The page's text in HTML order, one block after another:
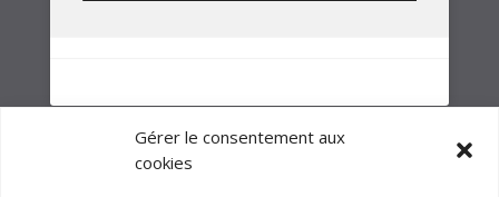
Gérer le consentement aux
cookies